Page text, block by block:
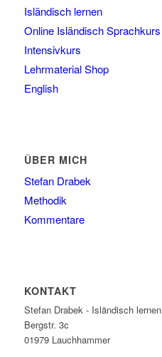
Isländisch lernen
Online Isländisch Sprachkurs
Intensivkurs
Lehrmaterial Shop
English
ÜBER MICH
Stefan Drabek
Methodik
Kommentare
KONTAKT
Stefan Drabek - Isländisch lernen
Bergstr. 3c
01979 Lauchhammer